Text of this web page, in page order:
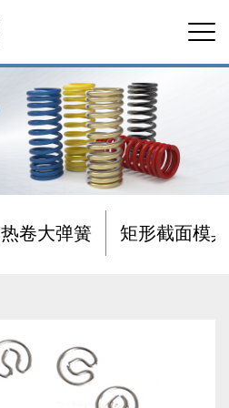
热卷大弹簧 矩形截面模